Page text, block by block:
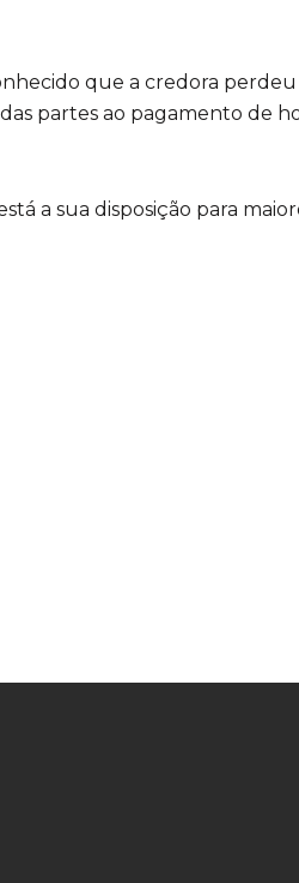
que a credora
partes ao pagamento de
a sua disposição para